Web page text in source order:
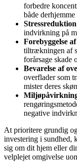
forbedre
både
Stressreduktion
indvirkning på
Forebyggelse
tiltrækningen af
forårsage skade
Bevarelse af
overflader som
mister deres
negative
At prioritere grundig
investering i sundhed,
sig om dit hjem eller
velplejet omgivelse